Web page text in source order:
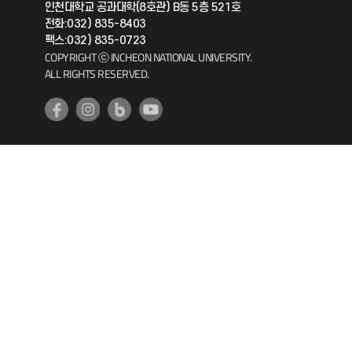
공자아카데미
기초교육원
인천대학교 공과대학(8호관) B동 5층 521호
전화:032) 835-8403
팩스:032) 835-0723
COPYRIGHT ⓒ INCHEON NATIONAL UNIVERSITY.
ALL RIGHTS RESERVED.